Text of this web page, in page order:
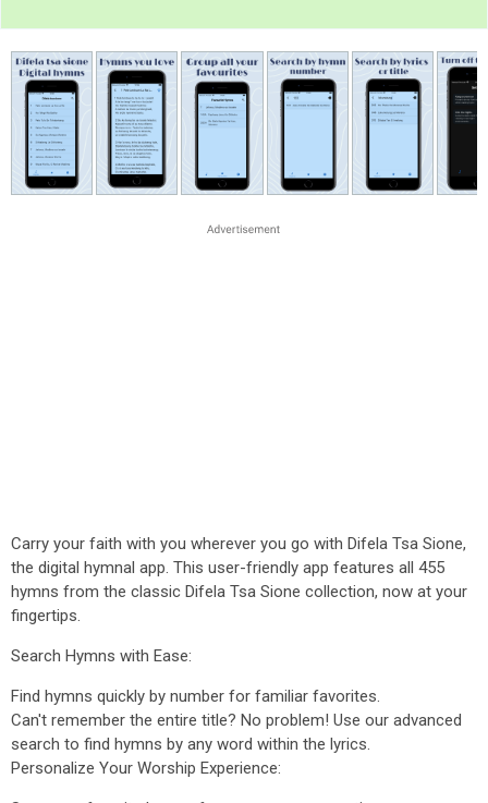
Carry your faith with you wherever you go with Difela Tsa Sione,
the digital hymnal app. This user-friendly app features all 455
hymns from the classic Difela Tsa Sione collection, now at your
fingertips.
Search Hymns with Ease:
Find hymns quickly by number for familiar favorites.
Can't remember the entire title? No problem! Use our advanced
search to find hymns by any word within the lyrics.
Personalize Your Worship Experience: